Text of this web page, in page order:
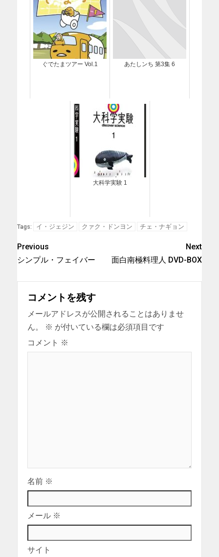
ぐでたまツアー Vol.1 あたしンち 第3集 6
大科学実験 1
Tags: イ・ジェジン クァク・ドンヨン チェ・ナギョン
Previous
シンプル・フェイバー
Next
面白南極料理人 DVD-BOX
コメントを残す
メールアドレスが公開されることはありませ
ん。
※ が付いている欄は必須項目です
コメント ※
名前 ※
メール ※
サイト